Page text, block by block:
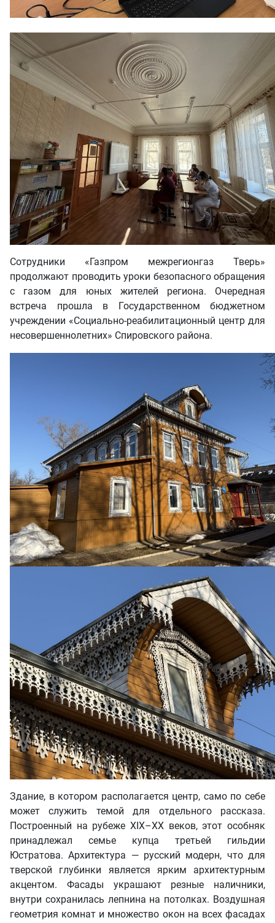
Сотрудники «Газпром межрегионгаз Тверь»
продолжают проводить уроки безопасного обращения
с газом для юных жителей региона. Очередная
встреча прошла в Государственном бюджетном
учреждении «Социально-реабилитационный центр для
несовершеннолетних» Спировского района.
Здание, в котором располагается центр, само по себе
может служить темой для отдельного рассказа.
Построенный на рубеже XIX–XX веков, этот особняк
принадлежал семье купца третьей гильдии
Юстратова. Архитектура — русский модерн, что для
тверской глубинки является ярким архитектурным
акцентом. Фасады украшают резные наличники,
внутри сохранилась лепнина на потолках. Воздушная
геометрия комнат и множество окон на всех фасадах